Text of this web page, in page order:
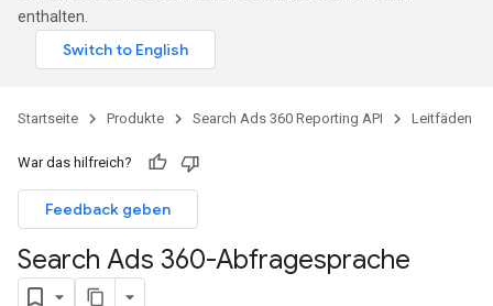
enthalten.
Startseite Produkte Search Ads 360 Reporting API Leitfäden
War das hilfreich?
Feedback geben
Search Ads 360-Abfragesprache